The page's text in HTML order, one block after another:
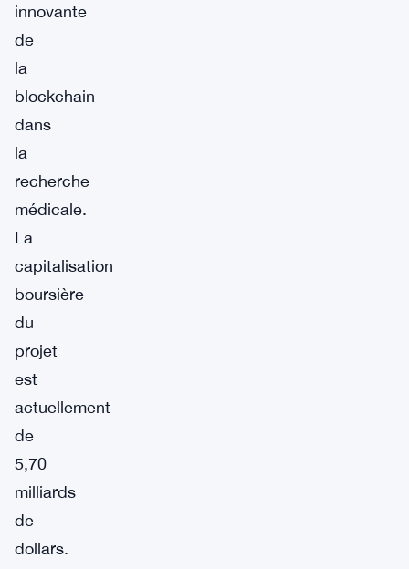
innovante
de
la
blockchain
dans
la
recherche
médicale.
La
capitalisation
boursière
du
projet
est
actuellement
de
5,70
milliards
de
dollars.